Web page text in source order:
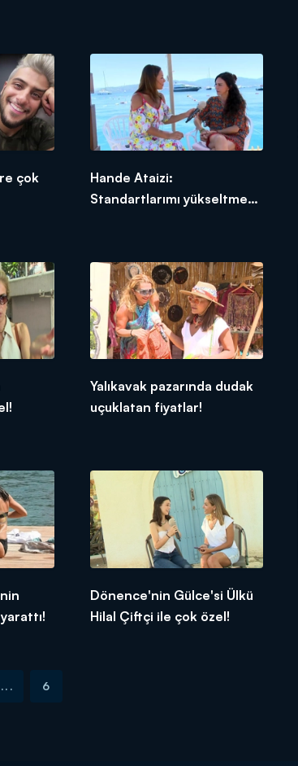
çok
Hande Ataizi:
Standartlarımı yükseltmek
Yalıkavak pazarında dudak
uçuklatan fiyatlar!
Dönence'nin Gülce'si Ülkü
Hilal Çiftçi ile çok özel!
... 6